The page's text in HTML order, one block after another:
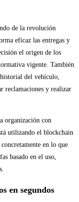
de la revolución
eficaz las entregas y
el origen de los
vigente. También
del vehículo,
reclamaciones y realizar
organización con
utilizando el blockchain
en lo que
basado en el uso,
en segundos